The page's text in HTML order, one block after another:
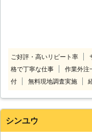
ご好評・高いリピート率
格で丁寧な仕事
作業外注
付
無料現地調査実施
シンユウ